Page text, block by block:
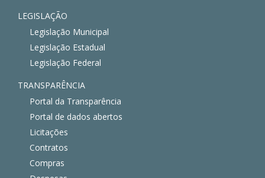
LEGISLAÇÃO
Legislação Municipal
Legislação Estadual
Legislação Federal
TRANSPARÊNCIA
Portal da Transparência
Portal de dados abertos
Licitações
Contratos
Compras